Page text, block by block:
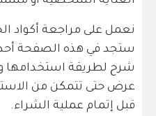
نعمل على مراجعة أكواد
ستجد في هذه الصفحة
شرح لطريقة استخدامها
عرض حتى تتمكن من
قبل إتمام عملية الشراء.